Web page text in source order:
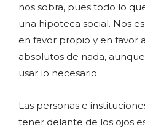
nos sobra, pues todo lo
una hipoteca social. Nos
en favor propio y en favor
absolutos de nada,
usar lo necesario.
Las personas e
tener delante de los ojos